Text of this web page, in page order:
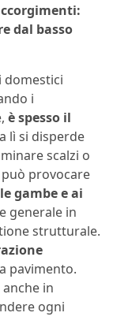
dal basso
domestici
i
è spesso il
lì si disperde
scalzi o
provocare
gambe e ai
generale in
strutturale.
pavimento.
in
ogni